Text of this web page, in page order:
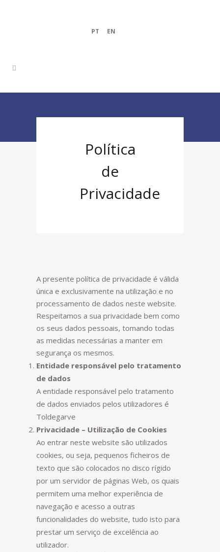
PT EN
Política
de
Privacidade
A presente política de privacidade é válida
única e exclusivamente na utilização e no
processamento de dados neste website.
Respeitamos a sua privacidade bem como
os seus dados pessoais, tomando todas
as medidas necessárias a manter em
segurança os mesmos.
Entidade responsável pelo tratamento
de dados
A entidade responsável pelo tratamento
de dados enviados pelos utilizadores é
Toldegarve
Privacidade – Utilização de Cookies
Ao entrar neste website são utilizados
cookies, ou seja, pequenos ficheiros de
texto que são colocados no disco rígido
por um servidor de páginas Web, os quais
permitem uma melhor experiência de
navegação e acesso a outras
funcionalidades do website, tudo isto para
prestar um serviço de excelência ao
utilizador.